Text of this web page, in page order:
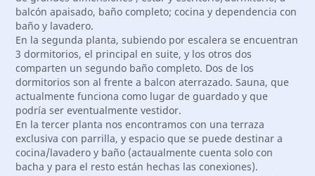
balcón apaisado, baño completo; cocina y dependencia con
baño y lavadero.
En la segunda planta, subiendo por escalera se encuentran
3 dormitorios, el principal en suite, y los otros dos
comparten un segundo baño completo. Dos de los
dormitorios son al frente a balcon aterrazado. Sauna, que
actualmente funciona como lugar de guardado y que
podría ser eventualmente vestidor.
En la tercer planta nos encontramos con una terraza
exclusiva con parrilla, y espacio que se puede destinar a
cocina/lavadero y baño (actaualmente cuenta solo con
bacha y para el resto están hechas las conexiones).